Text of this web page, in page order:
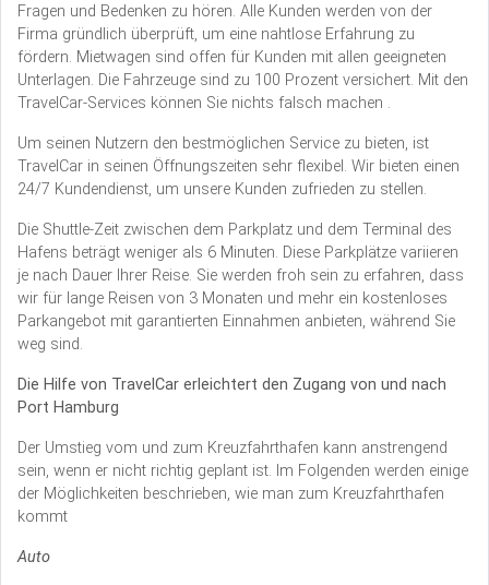
Fragen und Bedenken zu hören. Alle Kunden werden von der
Firma gründlich überprüft, um eine nahtlose Erfahrung zu
fördern. Mietwagen sind offen für Kunden mit allen geeigneten
Unterlagen. Die Fahrzeuge sind zu 100 Prozent versichert. Mit den
TravelCar-Services können Sie nichts falsch machen .
Um seinen Nutzern den bestmöglichen Service zu bieten, ist
TravelCar in seinen Öffnungszeiten sehr flexibel. Wir bieten einen
24/7 Kundendienst, um unsere Kunden zufrieden zu stellen.
Die Shuttle-Zeit zwischen dem Parkplatz und dem Terminal des
Hafens beträgt weniger als 6 Minuten. Diese Parkplätze variieren
je nach Dauer Ihrer Reise. Sie werden froh sein zu erfahren, dass
wir für lange Reisen von 3 Monaten und mehr ein kostenloses
Parkangebot mit garantierten Einnahmen anbieten, während Sie
weg sind.
Die Hilfe von TravelCar erleichtert den Zugang von und nach
Port Hamburg
Der Umstieg vom und zum Kreuzfahrthafen kann anstrengend
sein, wenn er nicht richtig geplant ist. Im Folgenden werden einige
der Möglichkeiten beschrieben, wie man zum Kreuzfahrthafen
kommt
Auto